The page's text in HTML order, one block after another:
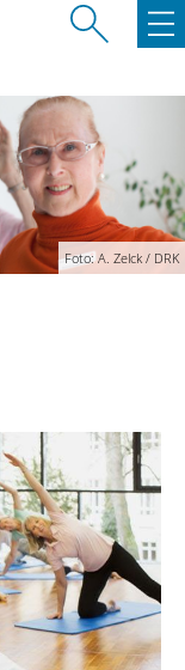
Foto: A. Zelck / DRK